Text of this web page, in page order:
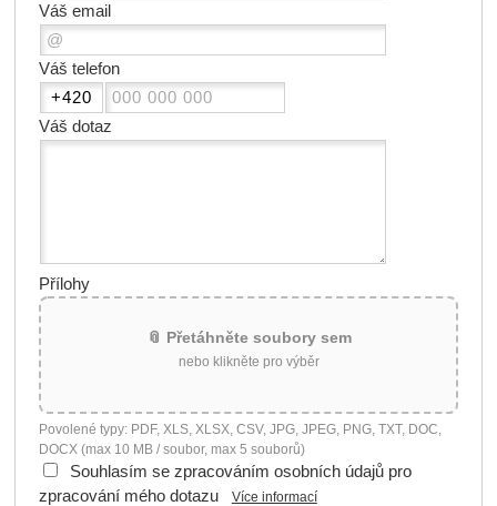
Váš email
Váš telefon
Váš dotaz
Přílohy
📎 Přetáhněte soubory sem
nebo klikněte pro výběr
Povolené typy: PDF, XLS, XLSX, CSV, JPG, JPEG, PNG, TXT, DOC,
DOCX (max 10 MB / soubor, max 5 souborů)
Souhlasím se zpracováním osobních údajů pro
zpracování mého dotazu
Více informací